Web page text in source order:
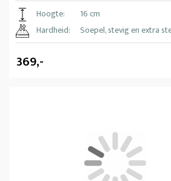
Hoogte:
16 cm
Hardheid:
Soepel, stevig en extra
369,-